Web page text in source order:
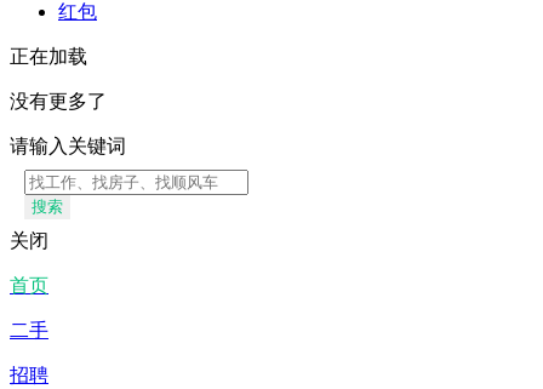
红包
正在加载
没有更多了
请输入关键词
搜索
关闭
首页
二手
招聘